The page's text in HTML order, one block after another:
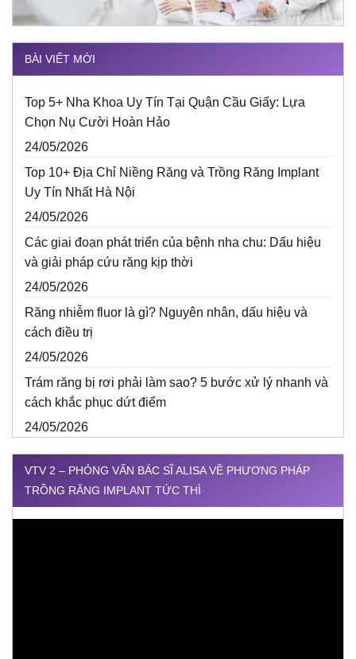
BÀI VIẾT MỚI
Top 5+ Nha Khoa Uy Tín Tại Quận Cầu Giấy: Lựa
Chọn Nụ Cười Hoàn Hảo
24/05/2026
Top 10+ Địa Chỉ Niềng Răng và Trồng Răng Implant
Uy Tín Nhất Hà Nội
24/05/2026
Các giai đoạn phát triển của bệnh nha chu: Dấu hiệu
và giải pháp cứu răng kịp thời
24/05/2026
Răng nhiễm fluor là gì? Nguyên nhân, dấu hiệu và
cách điều trị
24/05/2026
Trám răng bị rơi phải làm sao? 5 bước xử lý nhanh và
cách khắc phục dứt điểm
24/05/2026
VTV 2 – PHỎNG VẤN BÁC SĨ ALISA VỀ PHƯƠNG PHÁP
TRỒNG RĂNG IMPLANT TỨC THÌ